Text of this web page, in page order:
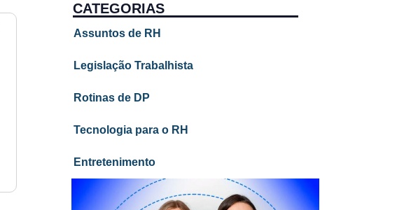
CATEGORIAS
Assuntos de RH
Legislação Trabalhista
Rotinas de DP
Tecnologia para o RH
Entretenimento